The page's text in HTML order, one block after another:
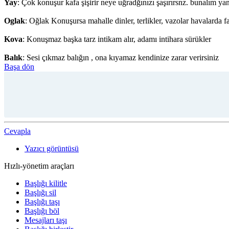
Yay: Çok konuşur kafa şişirir neye uğradğınızı şaşırırsnz. bunalım
Oglak: Oğlak Konuşursa mahalle dinler, terlikler, vazolar havalarda
Kova: Konuşmaz başka tarz intikam alır, adamı intihara sürükler
Balık: Sesi çıkmaz balığın , ona kıyamaz kendinize zarar verirsiniz
Başa dön
Cevapla
Yazıcı görüntüsü
Hızlı-yönetim araçları
Başlığı kilitle
Başlığı sil
Başlığı taşı
Başlığı böl
Mesajları taşı